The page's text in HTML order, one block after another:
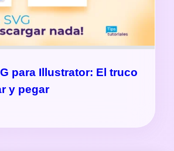
para Illustrator: El truco
y pegar